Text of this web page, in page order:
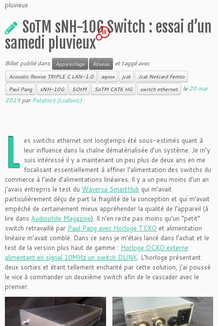
pluvieux
SoTM sNH-10G Switch : essai d’un
samedi pluvieux
19
Billet publié dans Appareillage Réseau et taggé avec
Acoustic Revive TRIPLE C LAN-1.0 aqvox jcat
Jcat Netcard Femto
Paul Pang
sNH-10G SOtM SoTM CAT6 HG switch ethernet le20 mai
2019 parPatatorz (Ludovic)
L es switchs ethernet ont longtemps été sous-estimés quant à
leur influence dans la chaîne dématérialisée d’un système. Je m’y
suis intéressé il y a maintenant un peu plus de deux ans en me
focalisant essentiellement à affiner l’alimentation des switchs du
commerce à l’aide d’alimentations linéaires. Il y a un peu moins d’un an
j’avais entrepris le test du Waversa SmartHub qui m’avait
particulièrement déçu de part la fragilité de la conception et qui m’avait
empêché de certainement mieux appréhender la qualité de l’appareil (à
lire dans Audiophile Magazine). Il n’en reste pas moins qu’un “petit”
switch retravaillé par Paul Pang avec Horloge TCXO et alimentation
linéaire m’avait comblé. Dans ce sens je m’étais lancé dans l’achat et le
test de la version plus haut de gamme : Horloge OCXO externe
alimentant en signal 10MHz un switch DLINK. L’horloge présentant
deux sorties et étant tellement enchanté par cette solution, j’ai poussé
le vice à commander un deuxième switch afin de le cascader avec le
premier.